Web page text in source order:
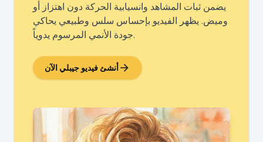
يضمن ثبات المشاهد وانسيابية الحركة دون اهتزاز أو
وميض. يظهر الفيديو بإحساس سلس وطبيعي يحاكي
جودة الأنمي المرسوم يدوياً.
أنشئ فيديو جيبلي الآن